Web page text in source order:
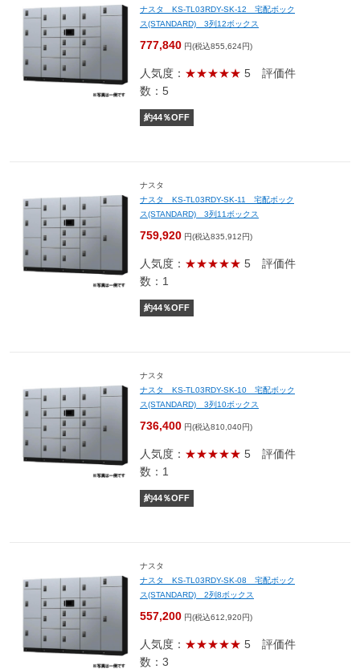
ナスタ KS-TL03RDY-SK-12 宅配ボック
ス(STANDARD) 3列12ボックス
777,840 円(税込855,624円)
人気度： ★★★★★ 5 評価件
数：5
約44％OFF
ナスタ
ナスタ KS-TL03RDY-SK-11 宅配ボック
ス(STANDARD) 3列11ボックス
759,920 円(税込835,912円)
人気度： ★★★★★ 5 評価件
数：1
約44％OFF
ナスタ
ナスタ KS-TL03RDY-SK-10 宅配ボック
ス(STANDARD) 3列10ボックス
736,400 円(税込810,040円)
人気度： ★★★★★ 5 評価件
数：1
約44％OFF
ナスタ
ナスタ KS-TL03RDY-SK-08 宅配ボック
ス(STANDARD) 2列8ボックス
557,200 円(税込612,920円)
人気度： ★★★★★ 5 評価件
数：3